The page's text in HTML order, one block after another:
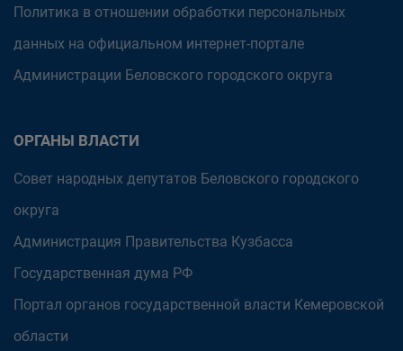
Политика в отношении обработки персональных
данных на официальном интернет-портале
Администрации Беловского городского округа
ОРГАНЫ ВЛАСТИ
Совет народных депутатов Беловского городского
округа
Администрация Правительства Кузбасса
Государственная дума РФ
Портал органов государственной власти Кемеровской
области